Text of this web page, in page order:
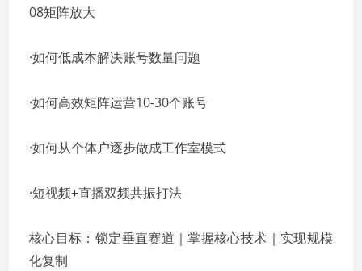
08矩阵放大
·如何低成本解决账号数量问题
·如何高效矩阵运营10-30个账号
·如何从个体户逐步做成工作室模式
·短视频+直播双频共振打法
核心目标：锁定垂直赛道｜掌握核心技术｜实现规模
化复制